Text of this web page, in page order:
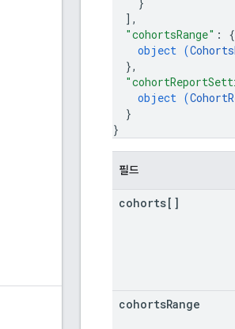
] ,
"cohortsRange" : {
object (
},
object (
}
}
필드
cohorts[]
cohortsRange